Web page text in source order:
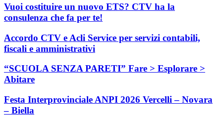
Vuoi costituire un nuovo ETS? CTV ha la
consulenza che fa per te!
Accordo CTV e Acli Service per servizi contabili,
fiscali e amministrativi
“SCUOLA SENZA PARETI” Fare > Esplorare >
Abitare
Festa Interprovinciale ANPI 2026 Vercelli – Novara
– Biella